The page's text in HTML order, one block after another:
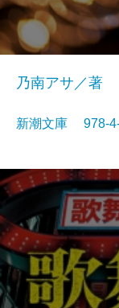
乃南アサ／著
新潮文庫 978-